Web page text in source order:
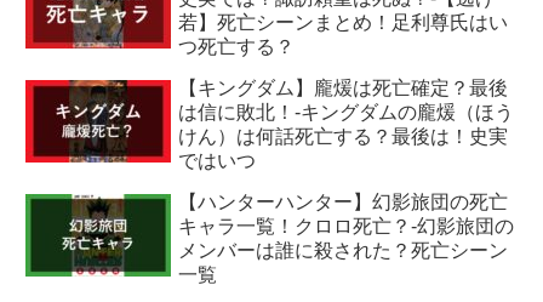
若】死亡シーンまとめ！足利尊氏はい
つ死亡する？
【キングダム】龐煖は死亡確定？最後
は信に敗北！-キングダムの龐煖（ほう
けん）は何話死亡する？最後は！史実
ではいつ
【ハンターハンター】幻影旅団の死亡
キャラ一覧！クロロ死亡？-幻影旅団の
メンバーは誰に殺された？死亡シーン
一覧